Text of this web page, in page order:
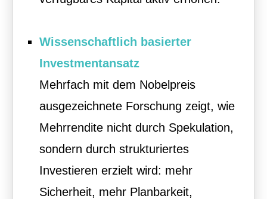
Wissenschaftlich basierter
Investmentansatz
Mehrfach mit dem Nobelpreis
ausgezeichnete Forschung zeigt, wie
Mehrrendite nicht durch Spekulation,
sondern durch strukturiertes
Investieren erzielt wird: mehr
Sicherheit, mehr Planbarkeit,